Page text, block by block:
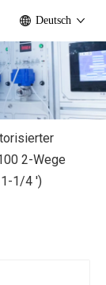
Deutsch
2-Wege
1/4 ')